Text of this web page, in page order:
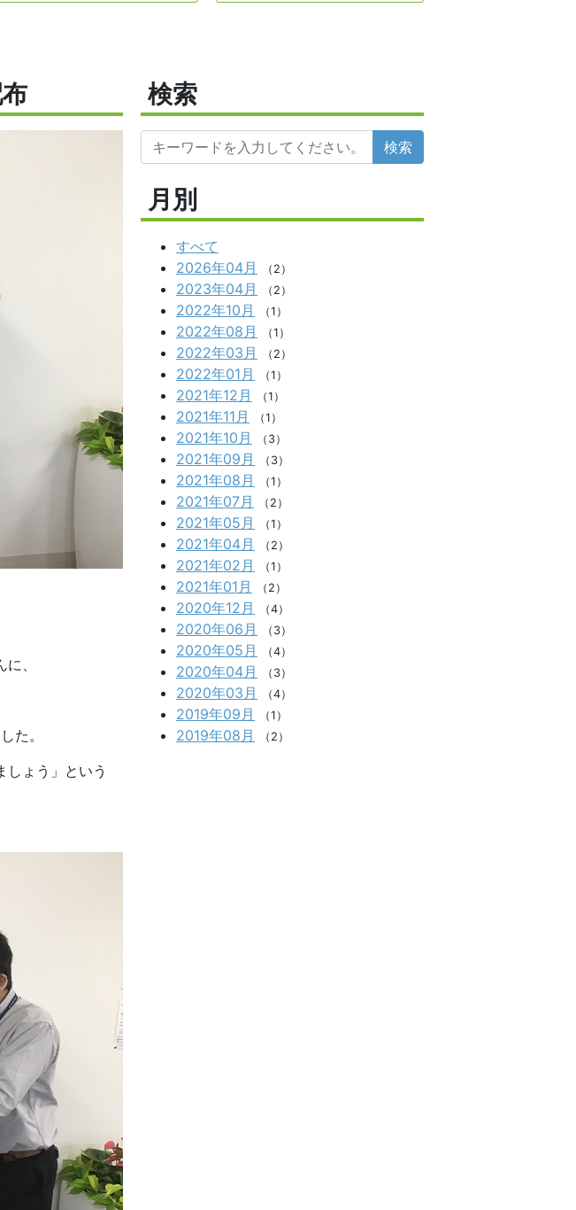
、
た。
しょう」という
検索
検索
月別
すべて
2026年04月
（2）
2023年04月 （2）
2022年10月 （1）
2022年08月 （1）
2022年03月 （2）
2022年01月 （1）
2021年12月 （1）
2021年11月 （1）
2021年10月 （3）
2021年09月 （3）
2021年08月 （1）
2021年07月 （2）
2021年05月 （1）
2021年04月 （2）
2021年02月 （1）
2021年01月 （2）
2020年12月 （4）
2020年06月 （3）
2020年05月 （4）
2020年04月 （3）
2020年03月 （4）
2019年09月 （1）
2019年08月 （2）